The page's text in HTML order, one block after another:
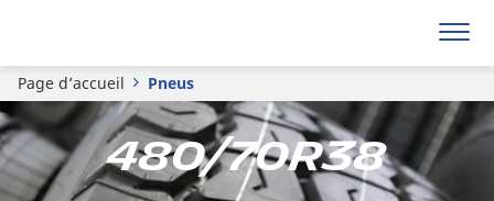
Page d’accueil Pneus
480/70R38